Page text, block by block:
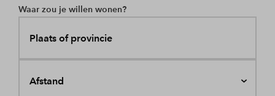
Waar zou je willen wonen?
Plaats of provincie
Afstand